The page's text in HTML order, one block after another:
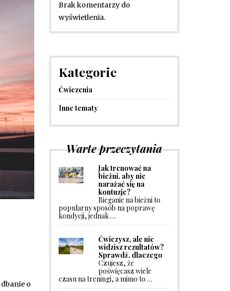
o
Brak komentarzy do
wyświetlenia.
Kategorie
Ćwiczenia
Inne tematy
Warte przeczytania
Jak trenować na
bieżni, aby nie
narażać się na
kontuzje?
Bieganie na bieżni to
popularny sposób na poprawę
kondycji, jednak …
Ćwiczysz, ale nie
widzisz rezultatów?
Sprawdź, dlaczego
Czujesz, że
poświęcasz wiele
czasu na treningi, a mimo to …